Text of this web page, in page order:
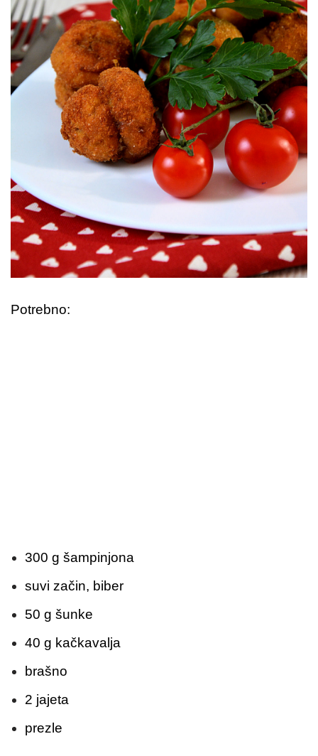
Potrebno:
300 g šampinjona
suvi začin, biber
50 g šunke
40 g kačkavalja
brašno
2 jajeta
prezle